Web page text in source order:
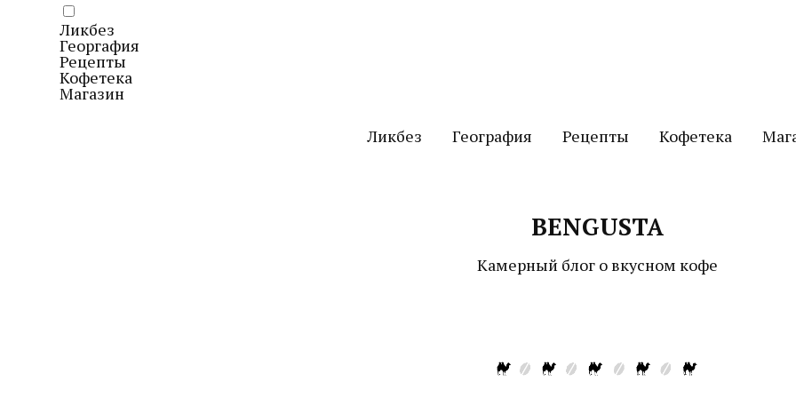
Ликбез
Георгафия
Рецепты
Кофетека
Магазин
Ликбез
География Рецепты Кофетека
BENGUSTA
Камерный блог о вкусном кофе